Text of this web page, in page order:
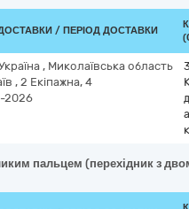
/ ПЕРІОД ДОСТАВКИ
, Миколаївська область
, 2 Екіпажна, 4
2026
пальцем (перехідник з